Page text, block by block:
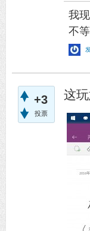
我
不
+3
投票
这